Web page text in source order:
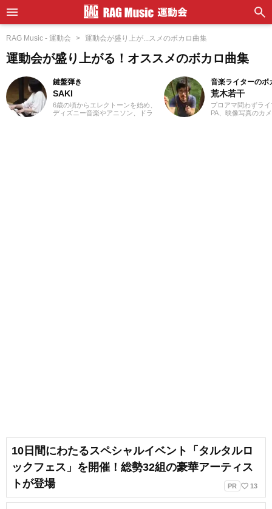
RAG Music - 運動会 運動会が盛り上が...スメのボカロ曲集
運動会が盛り上がる！オススメのボカロ曲集
鍵盤弾き
SAKI
6歳の頃からエレクトーンを始め、
ディズニー音楽やアニソン、ドラ
音楽ライターのボ
荒木若干
プロアマ問わずラ
PA、映像写真のカ
10日間にわたるスペシャルイベント「タルタルロ
ックフェス」を開催！総勢32組の豪華アーティス
トが登場
PR favorite_border 13